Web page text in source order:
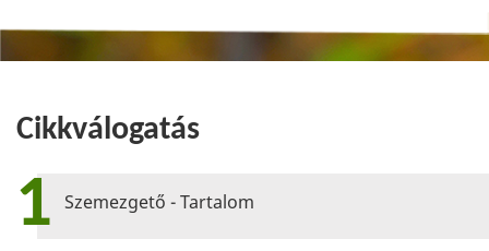
Cikkválogatás
1 Szemezgető - Tartalom